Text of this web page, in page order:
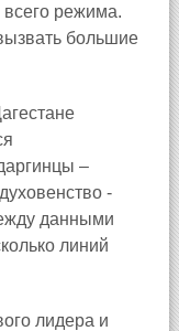
всего режима.
большие
–
-
данными
линий
лидера и